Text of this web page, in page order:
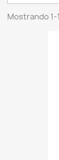
Mostrando 1-